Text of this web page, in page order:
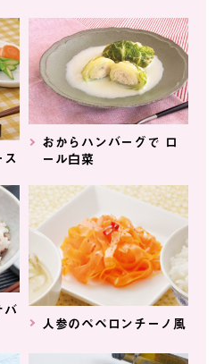
おからハンバーグで ロ
ール白菜
バ
人参のペペロンチーノ風